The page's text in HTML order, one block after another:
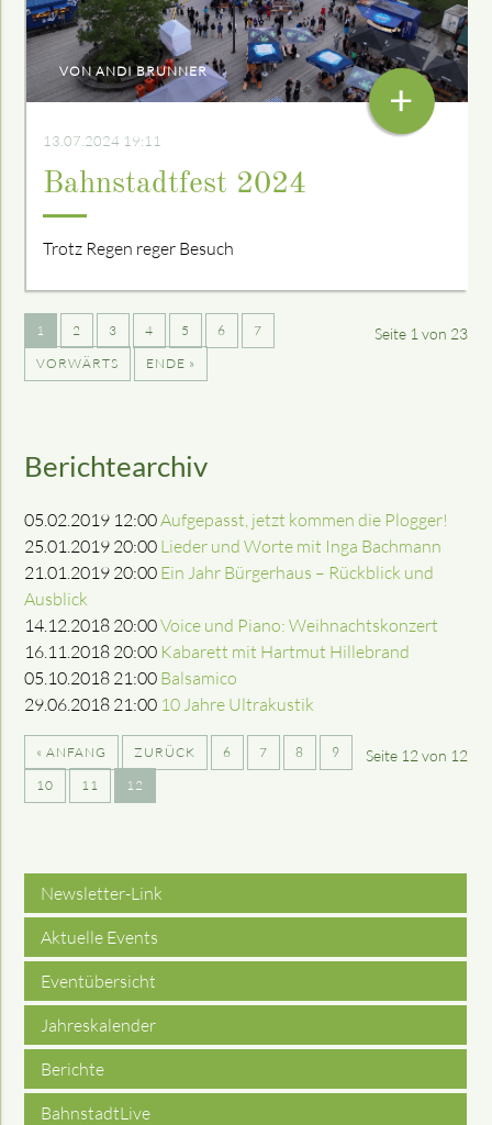
VON ANDI BRUNNER
13.07.2024 19:11
Bahnstadtfest 2024
Trotz Regen reger Besuch
+
Seite 1 von 23
1 2 3 4 5 6
7
VORWÄRTS
ENDE »
Berichtearchiv
05.02.2019 12:00Aufgepasst, jetzt kommen die Plogger!
25.01.2019 20:00 Lieder und Worte mit Inga Bachmann
21.01.2019 20:00 Ein Jahr Bürgerhaus – Rückblick und
Ausblick
14.12.2018 20:00Voice und Piano: Weihnachtskonzert
16.11.2018 20:00 Kabarett mit Hartmut Hillebrand
05.10.2018 21:00 Balsamico
29.06.2018 21:00 10 Jahre Ultrakustik
Seite 12 von 12
« ANFANG ZURÜCK 6 7 8
9
10
11 12
Newsletter-Link
Aktuelle Events
Eventübersicht
Jahreskalender
Berichte
BahnstadtLive